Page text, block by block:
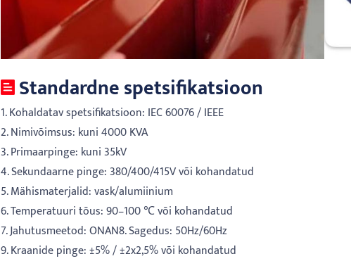
Standardne spetsifikatsioon
1. Kohaldatav spetsifikatsioon: IEC 60076 / IEEE
2. Nimivõimsus: kuni 4000 KVA
3. Primaarpinge: kuni 35kV
4. Sekundaarne pinge: 380/400/415V või kohandatud
5. Mähismaterjalid: vask/alumiinium
6. Temperatuuri tõus: 90–100 ℃ või kohandatud
7. Jahutusmeetod: ONAN8. Sagedus: 50Hz/60Hz
9. Kraanide pinge: ±5% / ±2x2,5% või kohandatud